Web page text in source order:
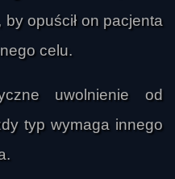
opuścił on pacjenta
celu.
uwolnienie od
typ wymaga innego